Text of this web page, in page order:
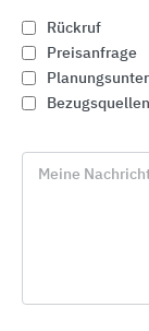
oder in den
Nähere
unter:
• Telefon:
Rückruf
Preisanfrage
Bezugsquellen
Meine